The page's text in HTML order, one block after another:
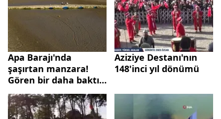
Apa Barajı'nda
şaşırtan manzara!
Gören bir daha baktı |
Osmanlı dönemine ait
tam 600 yıllık
Aziziye Destanı'nın
148'inci yıl dönümü